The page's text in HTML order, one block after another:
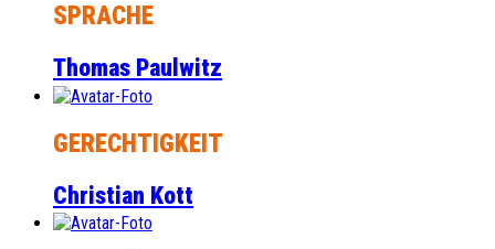
SPRACHE
Thomas Paulwitz
GERECHTIGKEIT
Christian Kott